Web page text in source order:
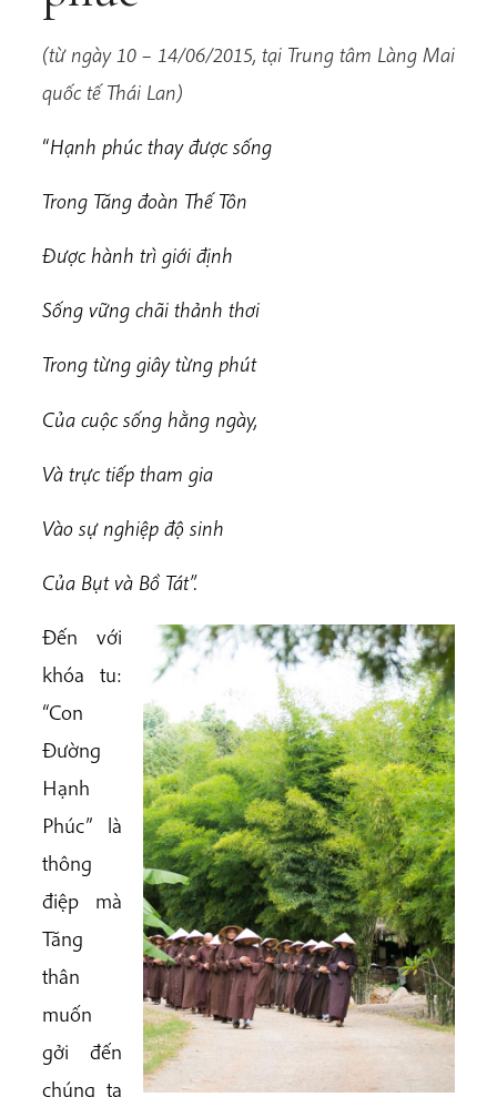
(từ ngày 10 – 14/06/2015, tại Trung tâm Làng Mai
quốc tế Thái Lan)
“Hạnh phúc thay được sống
Trong Tăng đoàn Thế Tôn
Được hành trì giới định
Sống vững chãi thảnh thơi
Trong từng giây từng phút
Của cuộc sống hằng ngày,
Và trực tiếp tham gia
Vào sự nghiệp độ sinh
Của Bụt và Bồ Tát”.
Đến với
khóa tu:
“Con
Đường
Hạnh
Phúc” là
thông
điệp mà
Tăng
thân
muốn
gởi đến
chúng ta